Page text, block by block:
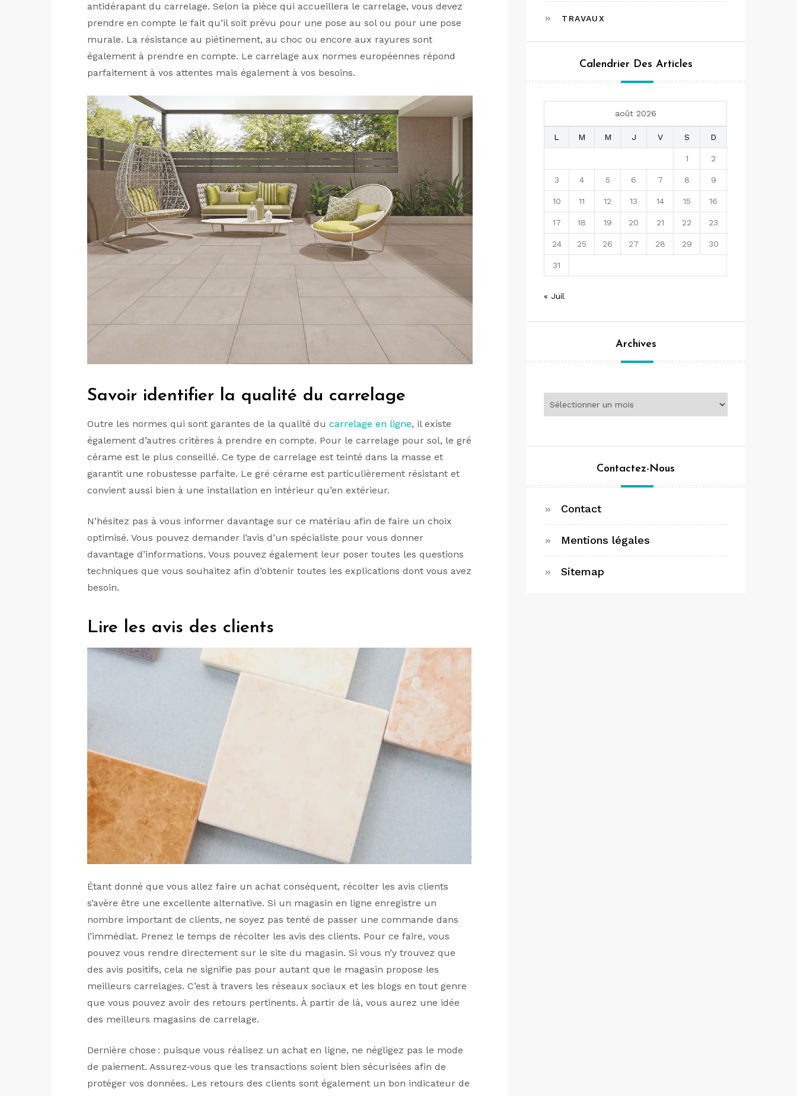
antidérapant du carrelage. Selon la pièce qui accueillera le carrelage, vous devez
prendre en compte le fait qu’il soit prévu pour une pose au sol ou pour une pose
murale. La résistance au piétinement, au choc ou encore aux rayures sont
également à prendre en compte. Le carrelage aux normes européennes répond
parfaitement à vos attentes mais également à vos besoins.
Savoir identifier la qualité du carrelage
Outre les normes qui sont garantes de la qualité du carrelage en ligne, il existe
également d’autres critères à prendre en compte. Pour le carrelage pour sol, le gré
cérame est le plus conseillé. Ce type de carrelage est teinté dans la masse et
garantit une robustesse parfaite. Le gré cérame est particulièrement résistant et
convient aussi bien à une installation en intérieur qu’en extérieur.
N’hésitez pas à vous informer davantage sur ce matériau afin de faire un choix
optimisé. Vous pouvez demander l’avis d’un spécialiste pour vous donner
davantage d’informations. Vous pouvez également leur poser toutes les questions
techniques que vous souhaitez afin d’obtenir toutes les explications dont vous avez
besoin.
Lire les avis des clients
Étant donné que vous allez faire un achat conséquent, récolter les avis clients
s’avère être une excellente alternative. Si un magasin en ligne enregistre un
nombre important de clients, ne soyez pas tenté de passer une commande dans
l’immédiat. Prenez le temps de récolter les avis des clients. Pour ce faire, vous
pouvez vous rendre directement sur le site du magasin. Si vous n’y trouvez que
des avis positifs, cela ne signifie pas pour autant que le magasin propose les
meilleurs carrelages. C’est à travers les réseaux sociaux et les blogs en tout genre
que vous pouvez avoir des retours pertinents. À partir de là, vous aurez une idée
des meilleurs magasins de carrelage.
Dernière chose : puisque vous réalisez un achat en ligne, ne négligez pas le mode
de paiement. Assurez‑vous que les transactions soient bien sécurisées afin de
protéger vos données. Les retours des clients sont également un bon indicateur de
TRAVAUX
Calendrier Des Articles
août 2026
L M M J V S D
1 2
3 4 5 6 7 8 9
10 11 12 13 14 15 16
17 18 19 20 21 22 23
24 25 26 27 28 29 30
31
« Juil
Archives
Contactez-Nous
Contact
Mentions légales
Sitemap